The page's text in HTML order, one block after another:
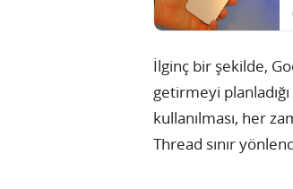
İlginç bir şekilde,
getirmeyi
kullanılması, her
Thread sınır